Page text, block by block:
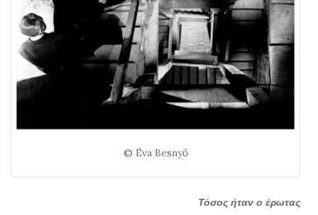
© Éva Besnyő
Τόσος ήταν ο έρωτας